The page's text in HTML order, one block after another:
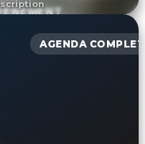
AGENDA COMPLET